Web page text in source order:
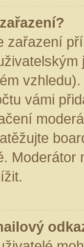
zařazení
vámi
Moderátor